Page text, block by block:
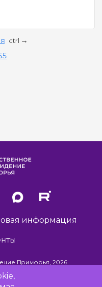
ctrl →
информация
Приморья, 2026